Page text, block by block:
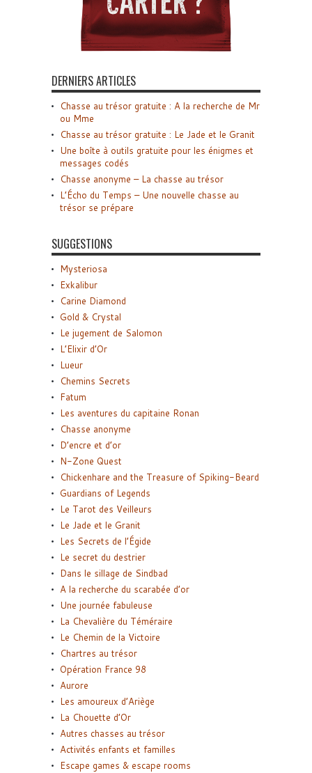
DERNIERS ARTICLES
Chasse au trésor gratuite : A la recherche de Mr
ou Mme
Chasse au trésor gratuite : Le Jade et le Granit
Une boîte à outils gratuite pour les énigmes et
messages codés
Chasse anonyme – La chasse au trésor
L’Écho du Temps – Une nouvelle chasse au
trésor se prépare
SUGGESTIONS
Mysteriosa
Exkalibur
Carine Diamond
Gold & Crystal
Le jugement de Salomon
L’Elixir d’Or
Lueur
Chemins Secrets
Fatum
Les aventures du capitaine Ronan
Chasse anonyme
D’encre et d’or
N-Zone Quest
Chickenhare and the Treasure of Spiking-Beard
Guardians of Legends
Le Tarot des Veilleurs
Le Jade et le Granit
Les Secrets de l’Égide
Le secret du destrier
Dans le sillage de Sindbad
A la recherche du scarabée d’or
Une journée fabuleuse
La Chevalière du Téméraire
Le Chemin de la Victoire
Chartres au trésor
Opération France 98
Aurore
Les amoureux d’Ariège
La Chouette d’Or
Autres chasses au trésor
Activités enfants et familles
Escape games & escape rooms